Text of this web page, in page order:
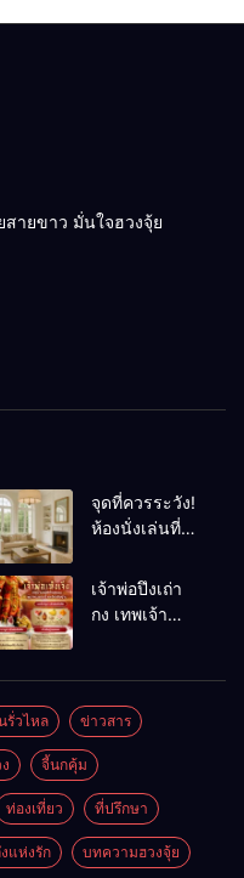
สายขาว มั่นใจฮวงจุ้ย
จุดที่ควรระวัง!
ห้องนั่งเล่นที่
พลังชีวิต
เจ้าพ่อปึงเถ่า
กง เทพเจ้า
รั่วไหล ข่าวสาร
จี้นกคุ้ม
ท่องเที่ยว ที่ปรึกษา
แห่งรัก บทความฮวงจุ้ย